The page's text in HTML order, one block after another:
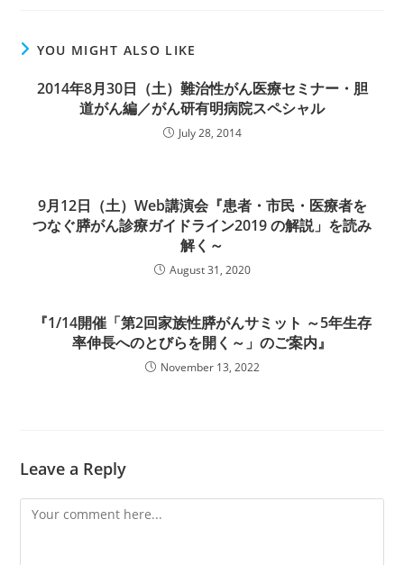
YOU MIGHT ALSO LIKE
2014年8月30日（土）難治性がん医療セミナー・胆
道がん編／がん研有明病院スペシャル
July 28, 2014
9月12日（土）Web講演会『患者・市民・医療者を
つなぐ膵がん診療ガイドライン2019 の解説」を読み
解く～
August 31, 2020
『1/14開催「第2回家族性膵がんサミット ～5年生存
率伸長へのとびらを開く～」のご案内』
November 13, 2022
Leave a Reply
Comment